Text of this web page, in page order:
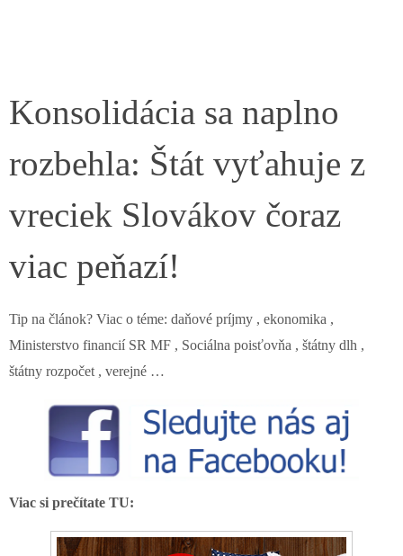
Konsolidácia sa naplno
rozbehla: Štát vyťahuje z
vreciek Slovákov čoraz
viac peňazí!
Tip na článok? Viac o téme: daňové príjmy , ekonomika ,
Ministerstvo financií SR MF , Sociálna poisťovňa , štátny dlh ,
štátny rozpočet , verejné …
Viac si prečítate TU: